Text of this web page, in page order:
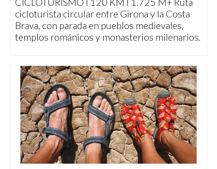
cicloturista circular entre Girona y la Costa
Brava, con parada en pueblos medievales,
templos románicos y monasterios milenarios.